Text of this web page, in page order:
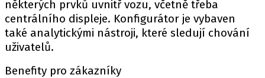
některých prvků uvnitř vozu, včetně třeba
centrálního displeje. Konfigurátor je vybaven
také analytickými nástroji, které sledují chování
uživatelů.
Benefity pro zákazníky